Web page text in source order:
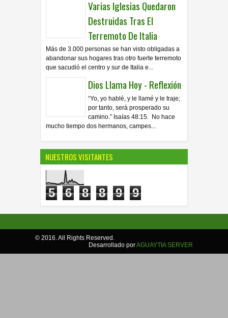
Varias Iglesias Quedaron
Destruidas Tras El
Terremoto De Italia
Más de 3.000 personas se han visto obligadas a
abandonar sus hogares tras otro fuerte terremoto
que sacudió el centro y sur de Italia e...
Dios Llama Hoy - Reflexión
“Yo, yo hablé, y le llamé y le traje;
por tanto, será prosperado su
camino.” Isaías 48:15. No hace
mucho tiempo dos hermanos, campes...
NUESTROS VISITANTES
5 6 8 8 9 9
© 2016. All Rights Reserved.
Desarrollado porAGUAYTIA SERVER